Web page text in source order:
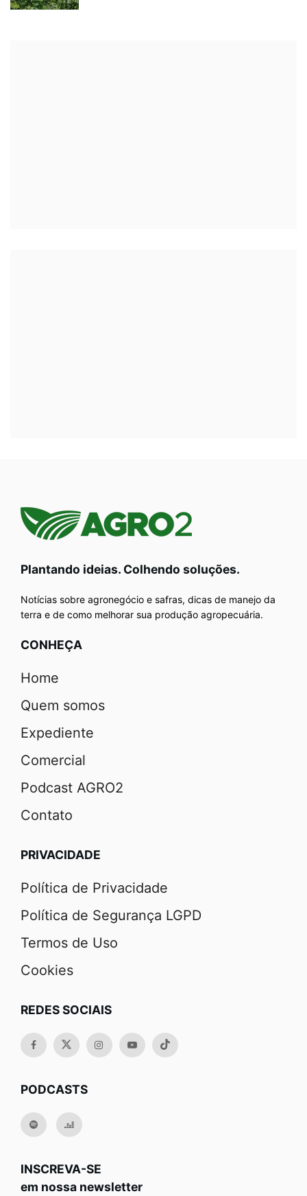
Plantando ideias. Colhendo soluções.
Notícias sobre agronegócio e safras, dicas de manejo da
terra e de como melhorar sua produção agropecuária.
CONHEÇA
Home
Quem somos
Expediente
Comercial
Podcast AGRO2
Contato
PRIVACIDADE
Política de Privacidade
Política de Segurança LGPD
Termos de Uso
Cookies
REDES SOCIAIS
PODCASTS
INSCREVA-SE
em nossa newsletter